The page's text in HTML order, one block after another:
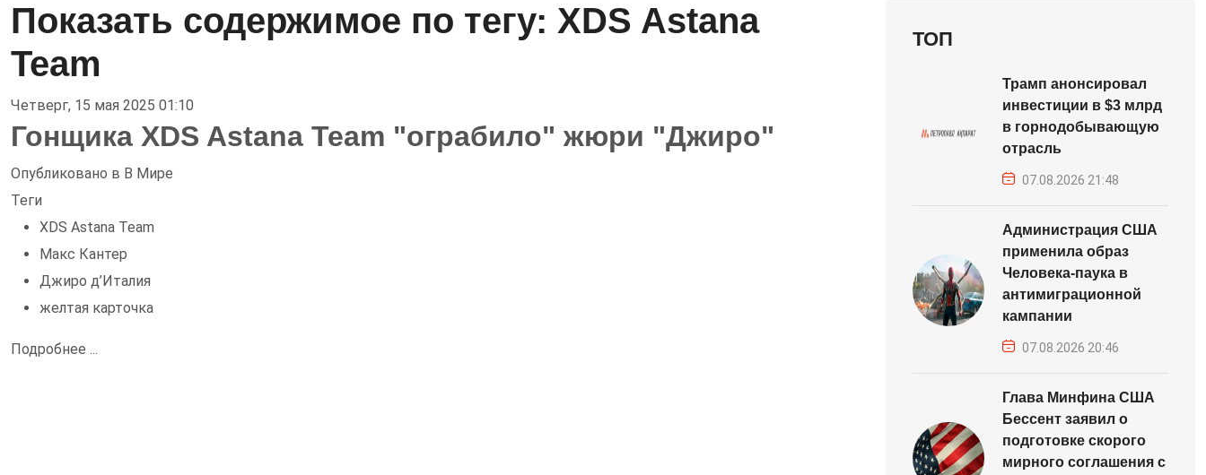
Показать содержимое по тегу: XDS Astana
Team
Четверг, 15 мая 2025 01:10
Гонщика XDS Astana Team "ограбило" жюри "Джиро"
Опубликовано в В Мире
Теги
XDS Astana Team
Макс Кантер
Джиро д’Италия
желтая карточка
Подробнее ...
ТОП
Трамп анонсировал
инвестиции в $3 млрд
в горнодобывающую
отрасль
07.08.2026 21:48
Администрация США
применила образ
Человека-паука в
антимиграционной
кампании
07.08.2026 20:46
Глава Минфина США
Бессент заявил о
подготовке скорого
мирного соглашения с